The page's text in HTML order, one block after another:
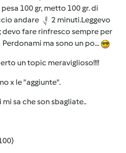
pesa 100 gr, metto 100 gr. di
andare
2 minuti.Leggevo
devo fare rinfresco sempre per
ma sono un po...
un topic meraviglioso!!!!
x le "aggiunte".
sa che son sbagliate..